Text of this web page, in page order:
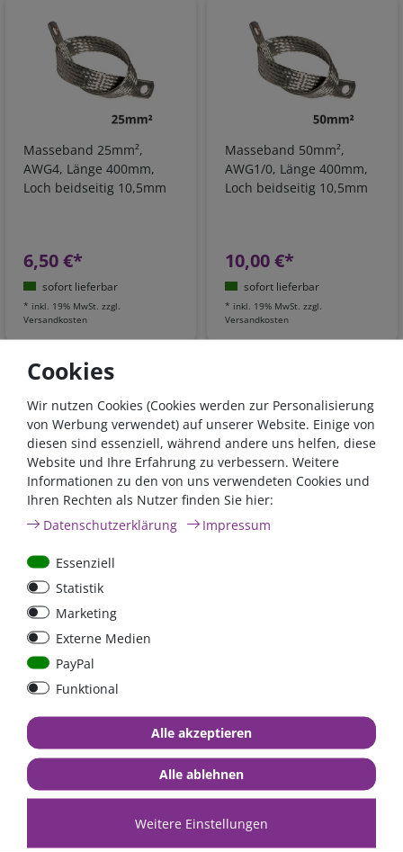
Masseband 25mm²,
AWG4, Länge 400mm,
Loch beidseitig 10,5mm
6,50 €*
sofort lieferbar
* inkl. 19% MwSt. zzgl.
Versandkosten
Masseband 50mm²,
AWG1/0, Länge 400mm,
Loch beidseitig 10,5mm
10,00 €*
sofort lieferbar
* inkl. 19% MwSt. zzgl.
Versandkosten
Masseband 70mm²,
AWG2/0, Länge 400mm,
Loch beidseitig 10,5mm
15,00 €*
sofort lieferbar
inkl. 19% MwSt.
Versandkosten
Cookies
Wir nutzen Cookies (Cookies werden zur Personalisierung
von Werbung verwendet) auf unserer Website. Einige von
diesen sind essenziell, während andere uns helfen, diese
Website und Ihre Erfahrung zu verbessern. Weitere
Informationen zu den von uns verwendeten Cookies und
Ihren Rechten als Nutzer finden Sie hier:
Daten­schutz­erklärung
Impressum
Essenziell
Statistik
Marketing
Externe Medien
PayPal
Funktional
Weitere Einstellungen
Alle akzeptieren
Alle ablehnen